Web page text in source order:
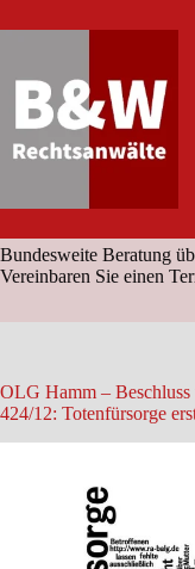
Inhalt
Bundesweite Beratung
Vereinbaren Sie einen
OLG Hamm –
424/12: Totenfürsorge